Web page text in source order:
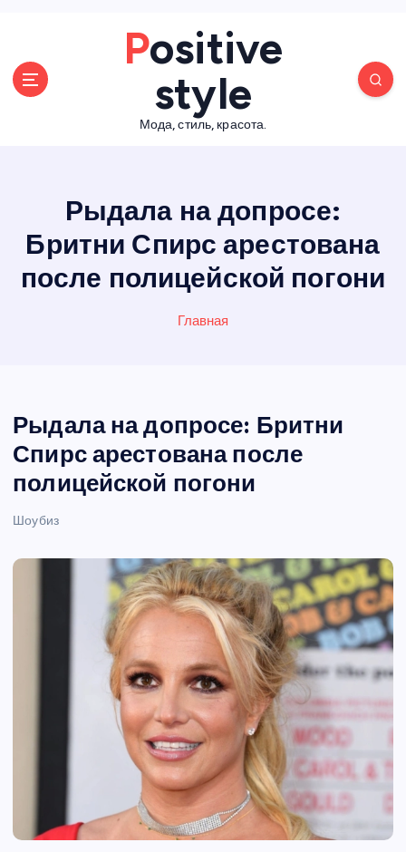
Positive
style
Мода, стиль, красота.
Рыдала на допросе:
Бритни Спирс арестована
после полицейской погони
Главная
Рыдала на допросе: Бритни
Спирс арестована после
полицейской погони
Шоубиз